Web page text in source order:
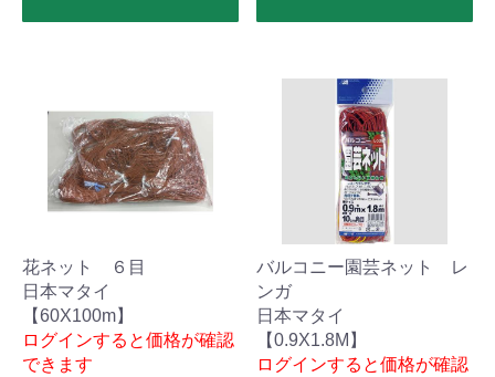
花ネット ６目
日本マタイ
【60X100m】
ログインすると価格が確認
できます
バルコニー園芸ネット レ
ンガ
日本マタイ
【0.9X1.8M】
ログインすると価格が確認